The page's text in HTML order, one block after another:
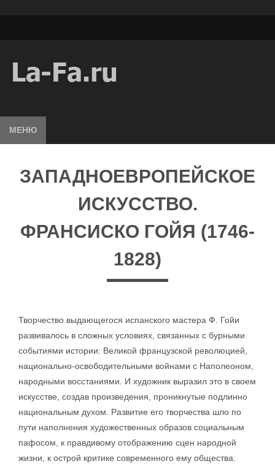
МЕНЮ
ЗАПАДНОЕВРОПЕЙСКОЕ
ИСКУССТВО.
ФРАНСИСКО ГОЙЯ (1746-
1828)
Творчество выдающегося испанского мастера Ф. Гойи
развивалось в сложных условиях, связанных с бурными
событиями истории: Великой французской революцией,
национально-освободительными войнами с Наполеоном,
народными восстаниями. И художник выразил это в своем
искусстве, создав произведения, проникнутые подлинно
национальным духом. Развитие его творчества шло по
пути наполнения художественных образов социальным
пафосом, к правдивому отображению сцен народной
жизни, к острой критике современного ему общества.